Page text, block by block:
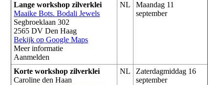
Lange workshop zilverklei
Maaike Bots. Bodali Jewels
Segbroeklaan 302
2565 DV Den Haag
Bekijk op Google Maps
Meer informatie
Aanmelden
NL
Maandag 11
september
Korte workshop zilverklei
Caroline den Haan
NL
Zaterdagmiddag 16
september